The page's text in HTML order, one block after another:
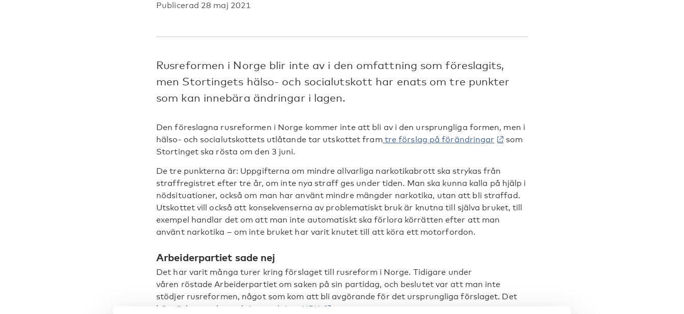
Publicerad 28 maj 2021
Rusreformen i Norge blir inte av i den omfattning som föreslagits,
men Stortingets hälso- och socialutskott har enats om tre punkter
som kan innebära ändringar i lagen.
Den föreslagna rusreformen i Norge kommer inte att bli av i den ursprungliga formen, men i
hälso- och socialutskottets utlåtande tar utskottet fram tre förslag på förändringar
som
Stortinget ska rösta om den 3 juni.
De tre punkterna är: Uppgifterna om mindre allvarliga narkotikabrott ska strykas från
straffregistret efter tre år, om inte nya straff ges under tiden. Man ska kunna kalla på hjälp i
nödsituationer, också om man har använt mindre mängder narkotika, utan att bli straffad.
Utskottet vill också att konsekvenserna av problematiskt bruk är knutna till själva bruket, till
exempel handlar det om att man inte automatiskt ska förlora körrätten efter att man
använt narkotika – om inte bruket har varit knutet till att köra ett motorfordon.
Arbeiderpartiet sade nej
Det har varit många turer kring förslaget till rusreform i Norge. Tidigare under
våren röstade Arbeiderpartiet om saken på sin partidag, och beslutet var att man inte
stödjer rusreformen, något som kom att bli avgörande för det ursprungliga förslaget. Det
här väckte starka reaktioner,
skriver NRK.